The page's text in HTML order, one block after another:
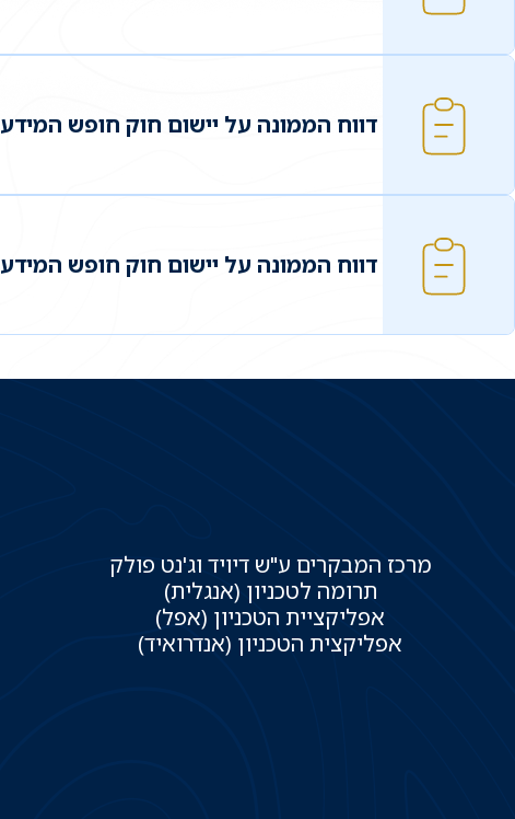
דווח הממונה על יישום חוק חופש המידע 2019
דווח הממונה על יישום חוק חופש המידע 2017
מרכז המבקרים ע"ש דיויד וג'נט פולק
תרומה לטכניון (אנגלית)
אפליקציית הטכניון (אפל)
אפליקצית הטכניון (אנדרואיד)